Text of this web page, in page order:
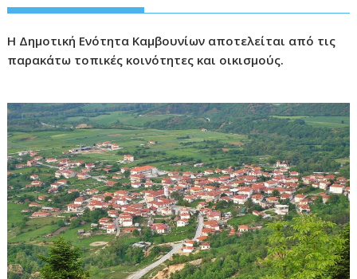
Η Δημοτική Ενότητα Καμβουνίων αποτελείται από τις
παρακάτω τοπικές κοινότητες και οικισμούς.